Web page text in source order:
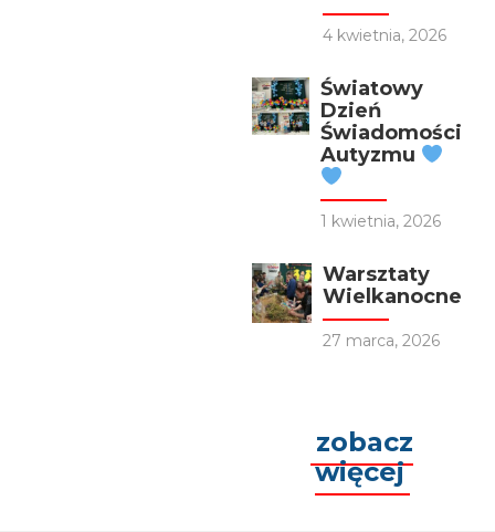
4 kwietnia, 2026
Światowy
Dzień
Świadomości
Autyzmu
1 kwietnia, 2026
Warsztaty
Wielkanocne
27 marca, 2026
zobacz
więcej